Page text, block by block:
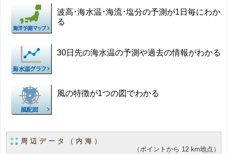
波高･海水温･海流･塩分の予測が1日毎にわか
る
30日先の海水温の予測や過去の情報がわかる
風の特徴が1つの図でわかる
周辺データ（内海）
（ポイントから 12 km地点）